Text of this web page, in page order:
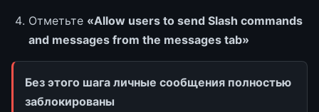
Отметьте «Allow users to send Slash commands
and messages from the messages tab»
Без этого шага личные сообщения полностью
заблокированы